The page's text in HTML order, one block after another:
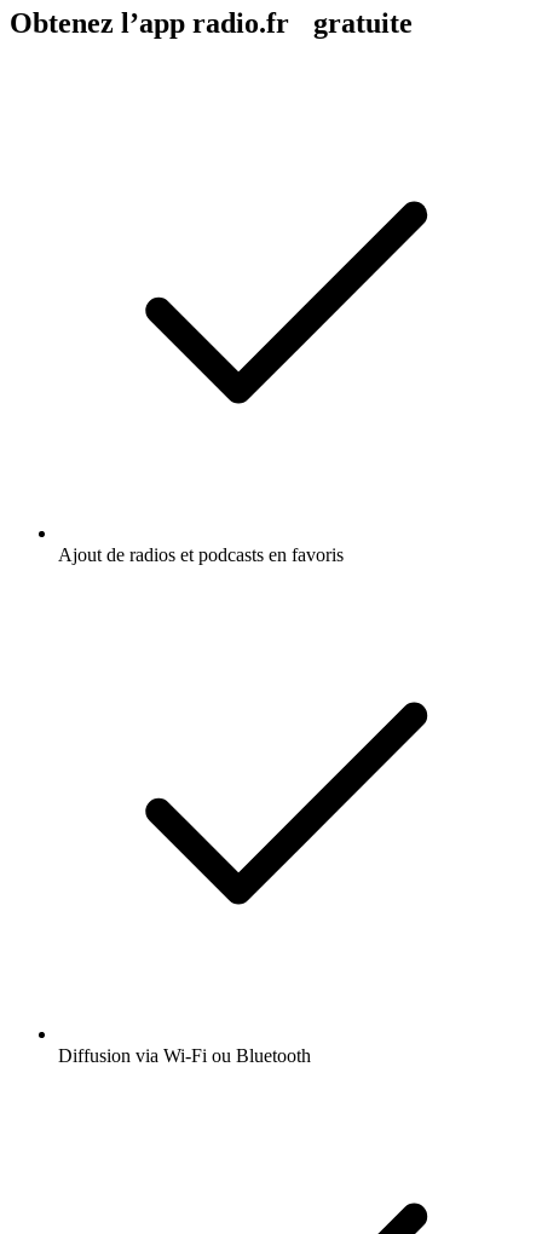
Obtenez l’app radio.fr gratuite
Ajout de radios et podcasts en favoris
Diffusion via Wi-Fi ou Bluetooth